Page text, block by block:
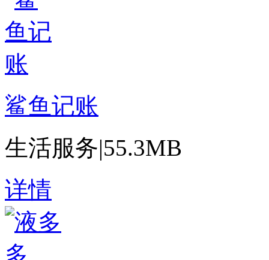
鲨鱼记账
生活服务|55.3MB
详情